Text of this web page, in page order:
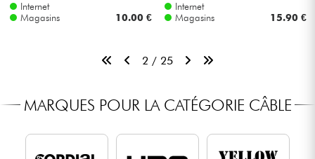
Internet
Magasins
10.00 €
Internet
Magasins
15.90 €
2 / 25
MARQUES POUR LA CATÉGORIE CÂBLE